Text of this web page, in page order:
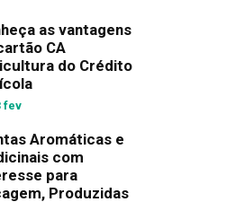
as vantagens
CA
do Crédito
fev
Aromáticas e
com
para
Produzidas